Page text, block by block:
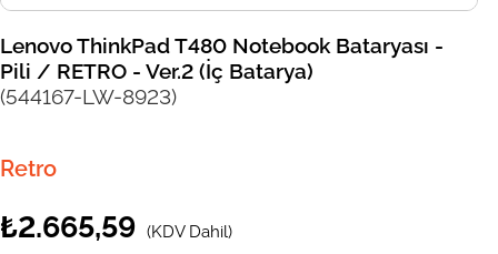
Lenovo ThinkPad T480 Notebook Bataryası -
Pili / RETRO - Ver.2 (İç Batarya)
(544167-LW-8923)
Retro
₺2.665,59 (KDV Dahil)